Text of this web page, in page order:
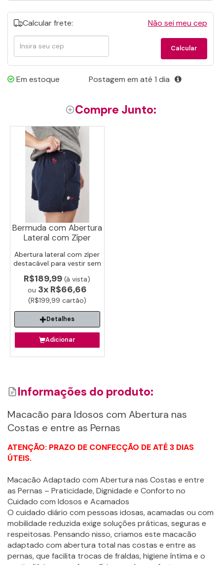
Calcular frete: Não sei meu cep
Calcular
frete
Calcular
Em estoque Postagem em até 1 dia
Compre Junto:
Bermuda com Abertura
Lateral com Zíper
Abertura lateral com zíper
destacável para vestir sem
pós-cirúrgico e reabilitação.
R$189,99 (à vista)
ou 3x R$66,66
(R$199,99 cartão)
Informações do produto:
Macacão para Idosos com Abertura nas
Costas e entre as Pernas
ATENÇÃO: PRAZO DE CONFECÇÃO DE ATÉ 3 DIAS
ÚTEIS.
Macacão Adaptado com Abertura nas Costas e entre
as Pernas – Praticidade, Dignidade e Conforto no
Cuidado com Idosos e Acamados
O cuidado diário com pessoas idosas, acamadas ou com
mobilidade reduzida exige soluções práticas, seguras e
respeitosas. Pensando nisso, criamos este macacão
adaptado com abertura total nas costas e entre as
pernas, que facilita trocas de fraldas, higiene íntima e o